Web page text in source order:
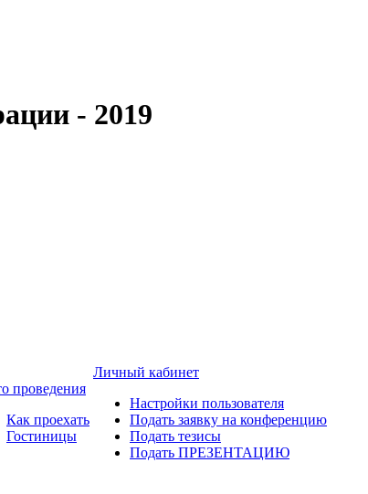
- 2019
проведения
Как проехать
Гостиницы
Личный кабинет
Настройки пользователя
Подать заявку на конференцию
Подать тезисы
Подать ПРЕЗЕНТАЦИЮ